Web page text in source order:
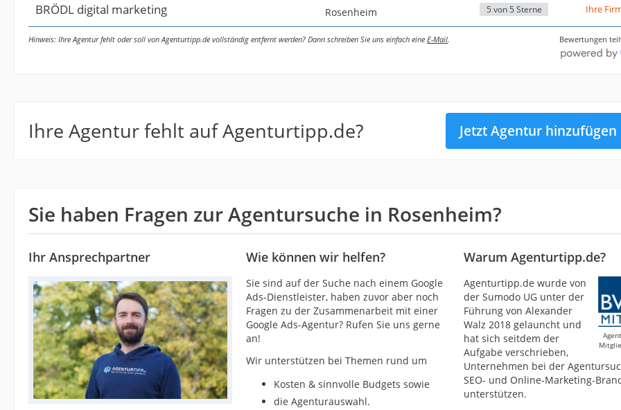
BRÖDL digital marketing Rosenheim 5 von 5 Sterne Ihre
Hinweis: Ihre Agentur fehlt oder soll von Agenturtipp.de vollständig entfernt werden? Dann schreiben Sie uns einfach eine E-Mail. Bewertungen
Ihre Agentur fehlt auf Agenturtipp.de? Jetzt Agentur hinzufügen
Sie haben Fragen zur Agentursuche in Rosenheim?
Ihr Ansprechpartner Wie können wir helfen?
Sie sind auf der Suche nach einem Google
Ads-Dienstleister, haben zuvor aber noch
Fragen zu der Zusammenarbeit mit einer
Google Ads-Agentur? Rufen Sie uns gerne
an!
Wir unterstützen bei Themen rund um
Kosten & sinnvolle Budgets sowie
die Agenturauswahl.
Warum Agenturtipp.de?
Agenturtipp.de wurde von
der Sumodo UG unter der
Führung von Alexander
Walz 2018 gelauncht und
hat sich seitdem der
Aufgabe verschrieben,
Unternehmen bei der
SEO- und Online-Marketing-
unterstützen.